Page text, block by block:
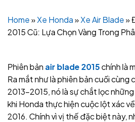
Home»Xe Honda»Xe Air Blade»
2015 Cũ: Lựa Chọn Vàng Trong
Phiên bản air blade 2015chính là
Ra mắt như là phiên bản cuối cùng
2013-2015, nó là sự chắt lọc
khi Honda thực hiện cuộc lột xác
2016. Chính vì vị thế đặc biệt này,